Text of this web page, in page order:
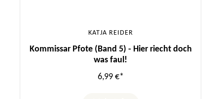
KATJA REIDER
Kommissar Pfote (Band 5) - Hier riecht doch
was faul!
6,99 €*